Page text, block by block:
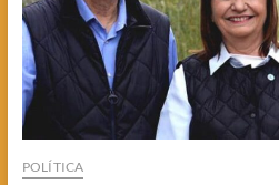
POLÍTICA